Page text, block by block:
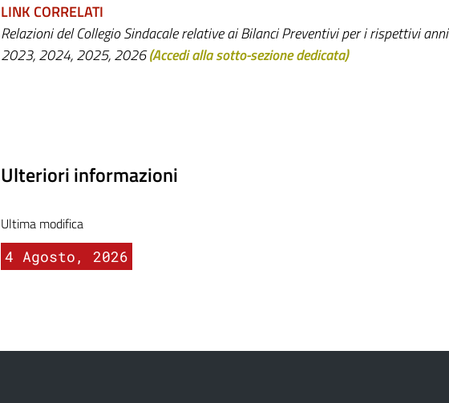
LINK CORRELATI
Relazioni del Collegio Sindacale relative ai Bilanci Preventivi per i rispettivi anni
2023, 2024, 2025, 2026(Accedi alla sotto-sezione dedicata)
Ulteriori informazioni
Ultima modifica
4 Agosto, 2026